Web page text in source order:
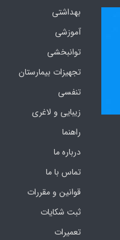
بهداشتی
آموزشی
توانبخشی
تجهیزات بیمارستان
تنفسی
زیبایی و لاغری
راهنما
درباره ما
تماس با ما
قوانین و مقررات
ثبت شکایات
تعمیرات